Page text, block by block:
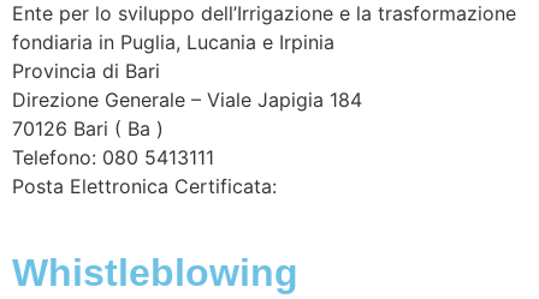
Ente per lo sviluppo dell’Irrigazione e la trasformazione
fondiaria in Puglia, Lucania e Irpinia
Provincia di Bari
Direzione Generale – Viale Japigia 184
70126 Bari ( Ba )
Telefono: 080 5413111
Posta Elettronica Certificata:
Whistleblowing